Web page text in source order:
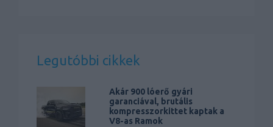
Legutóbbi cikkek
Akár 900 lóerő gyári
garanciával, brutális
kompresszorkittet kaptak a
V8-as Ramok